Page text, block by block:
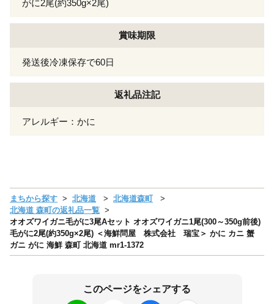
がに2尾(約350g×2尾)
賞味期限
発送後冷凍保存で60日
返礼品注記
アレルギー：かに
まちから探す 北海道
北海道森町
北海道 森町の返礼品一覧
オオズワイガニ毛がに3尾Aセット オオズワイガニ1尾(300～350g前後)
毛がに2尾(約350g×2尾) ＜海鮮問屋 株式会社 瑞宝＞ かに カニ 蟹
ガニ がに 海鮮 森町 北海道 mr1-1372
このページをシェアする